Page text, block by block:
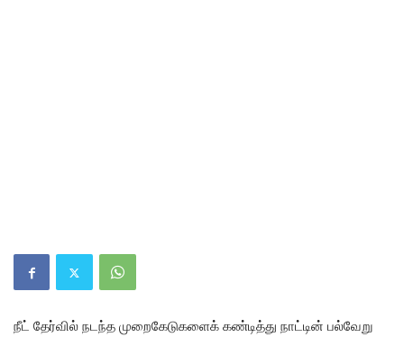
நீட் தேர்வில் நடந்த முறைகேடுகளைக் கண்டித்து நாட்டின் பல்வேறு